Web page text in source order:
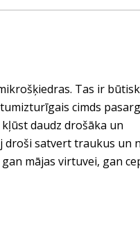
Tas ir
cimds
daudz drošāka un
droši satvert traukus un
mājas virtuvei, gan